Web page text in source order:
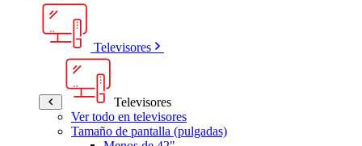
Televisores
Televisores
Ver todo en televisores
Tamaño de pantalla (pulgadas)